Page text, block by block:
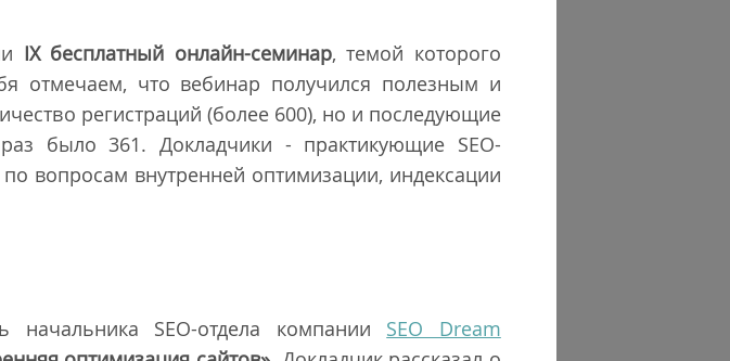
IX бесплатный онлайн-семинар, темой которого
отмечаем, что вебинар получился полезным и
регистраций (более 600), но и последующие
было 361. Докладчики - практикующие SEO-
вопросам внутренней оптимизации, индексации
начальника SEO-отдела компании SEO Dream